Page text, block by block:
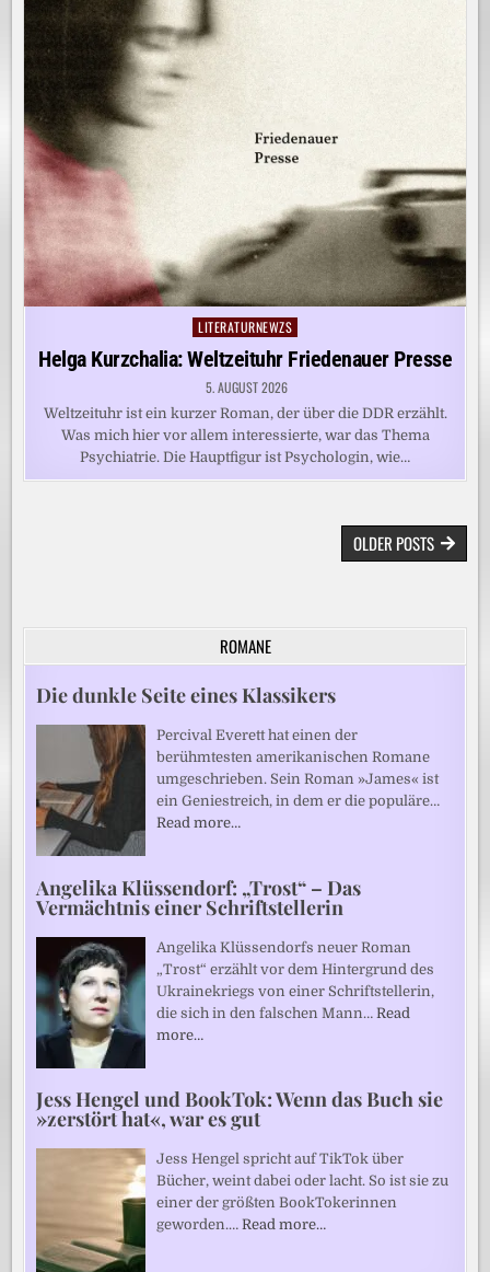
Posted
in
LITERATURNEWZS
Helga Kurzchalia: Weltzeituhr Friedenauer Presse
5. AUGUST 2026
Weltzeituhr ist ein kurzer Roman, der über die DDR erzählt.
Was mich hier vor allem interessierte, war das Thema
Psychiatrie. Die Hauptfigur ist Psychologin, wie…
BEITRAGSNAVIGATIONOLDER POSTS
ROMANE
Die dunkle Seite eines Klassikers
Percival Everett hat einen der
berühmtesten amerikanischen Romane
umgeschrieben. Sein Roman »James« ist
ein Geniestreich, in dem er die populäre…
Read more…
Angelika Klüssendorf: „Trost“ – Das
Vermächtnis einer Schriftstellerin
Angelika Klüssendorfs neuer Roman
„Trost“ erzählt vor dem Hintergrund des
Ukrainekriegs von einer Schriftstellerin,
die sich in den falschen Mann…Read
more…
Jess Hengel und BookTok: Wenn das Buch sie
»zerstört hat«, war es gut
Jess Hengel spricht auf TikTok über
Bücher, weint dabei oder lacht. So ist sie zu
einer der größten BookTokerinnen
geworden.…Read more…